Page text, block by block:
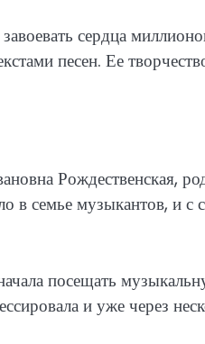
сердца
песен. Ее
Рождественская,
в семье музыкантов, и с
посещать
и уже через